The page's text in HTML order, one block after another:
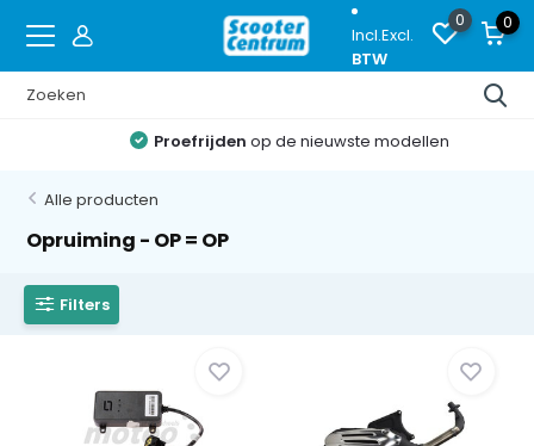
Incl.Excl.
BTW
0 0
Proefrijdenop de nieuwste modellen
Alle producten
Opruiming - OP = OP
Filters